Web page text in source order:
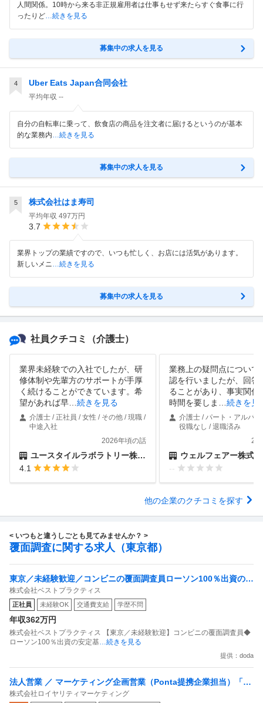
人間関係。10時から来る非正規雇用者は仕事もせず来たらすぐ食事に行
ったりど…続きを見る
募集中の求人を見る
4 Uber Eats Japan合同会社
平均年収 --
自分の自転車に乗って、飲食店の商品を注文者に届けるというのが基本
的な業務内…続きを見る
募集中の求人を見る
5 株式会社はま寿司
平均年収 497万円
3.7
業界トップの業績ですので、いつも忙しく、お店には活気があります。
新しいメニ
…続きを見る
募集中の求人を見る
社員クチコミ （介護士）
業界未経験での入社でしたが、研
修体制や先輩方のサポートが手厚
く続けることができています。希
望があれば早
続きを見る
介護士 / 正社員 / 女性 / その他 / 現職 /
中途入社
2026年頃の話
ユースタイルラボラトリー株式会社
4.1
業務上の疑問点について
認を行いましたが、回答
ることがあり、事実関係
時間を要しま
続きを見
介護士 / パート・アルバ
役職なし / 退職済み
ウェルフェアー株式
--
他の企業のクチコミを探す
< いつもと違うしごとも見てみませんか？ >
覆面調査に関する求人（東京都）
東京／未経験歓迎／コンビニの覆面調査員ローソン100％出資の安
定基盤／月５日在宅／残業月10時間
株式会社ベストプラクティス
正社員 未経験OK 交通費支給 学歴不問
年収362万円
株式会社ベストプラクティス 【東京／未経験歓迎】コンビニの覆面調査員◆
ローソン100％出資の安定基 …続きを見る
提供：doda
法人営業 ／ マーケティング企画営業（Ponta提携企業担当）「国
内最大級の共通ポイントサービスを展開／無駄のない消費社会を
株式会社ロイヤリティマーケティング